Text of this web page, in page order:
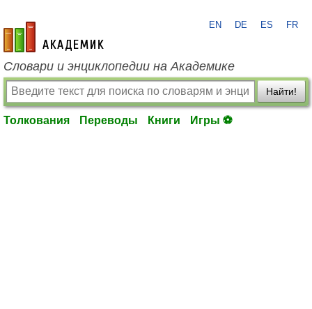
academic.ru
EN DE ES FR
Словари и энциклопедии на Академике
Найти!
Толкования Переводы Книги Игры ⚽